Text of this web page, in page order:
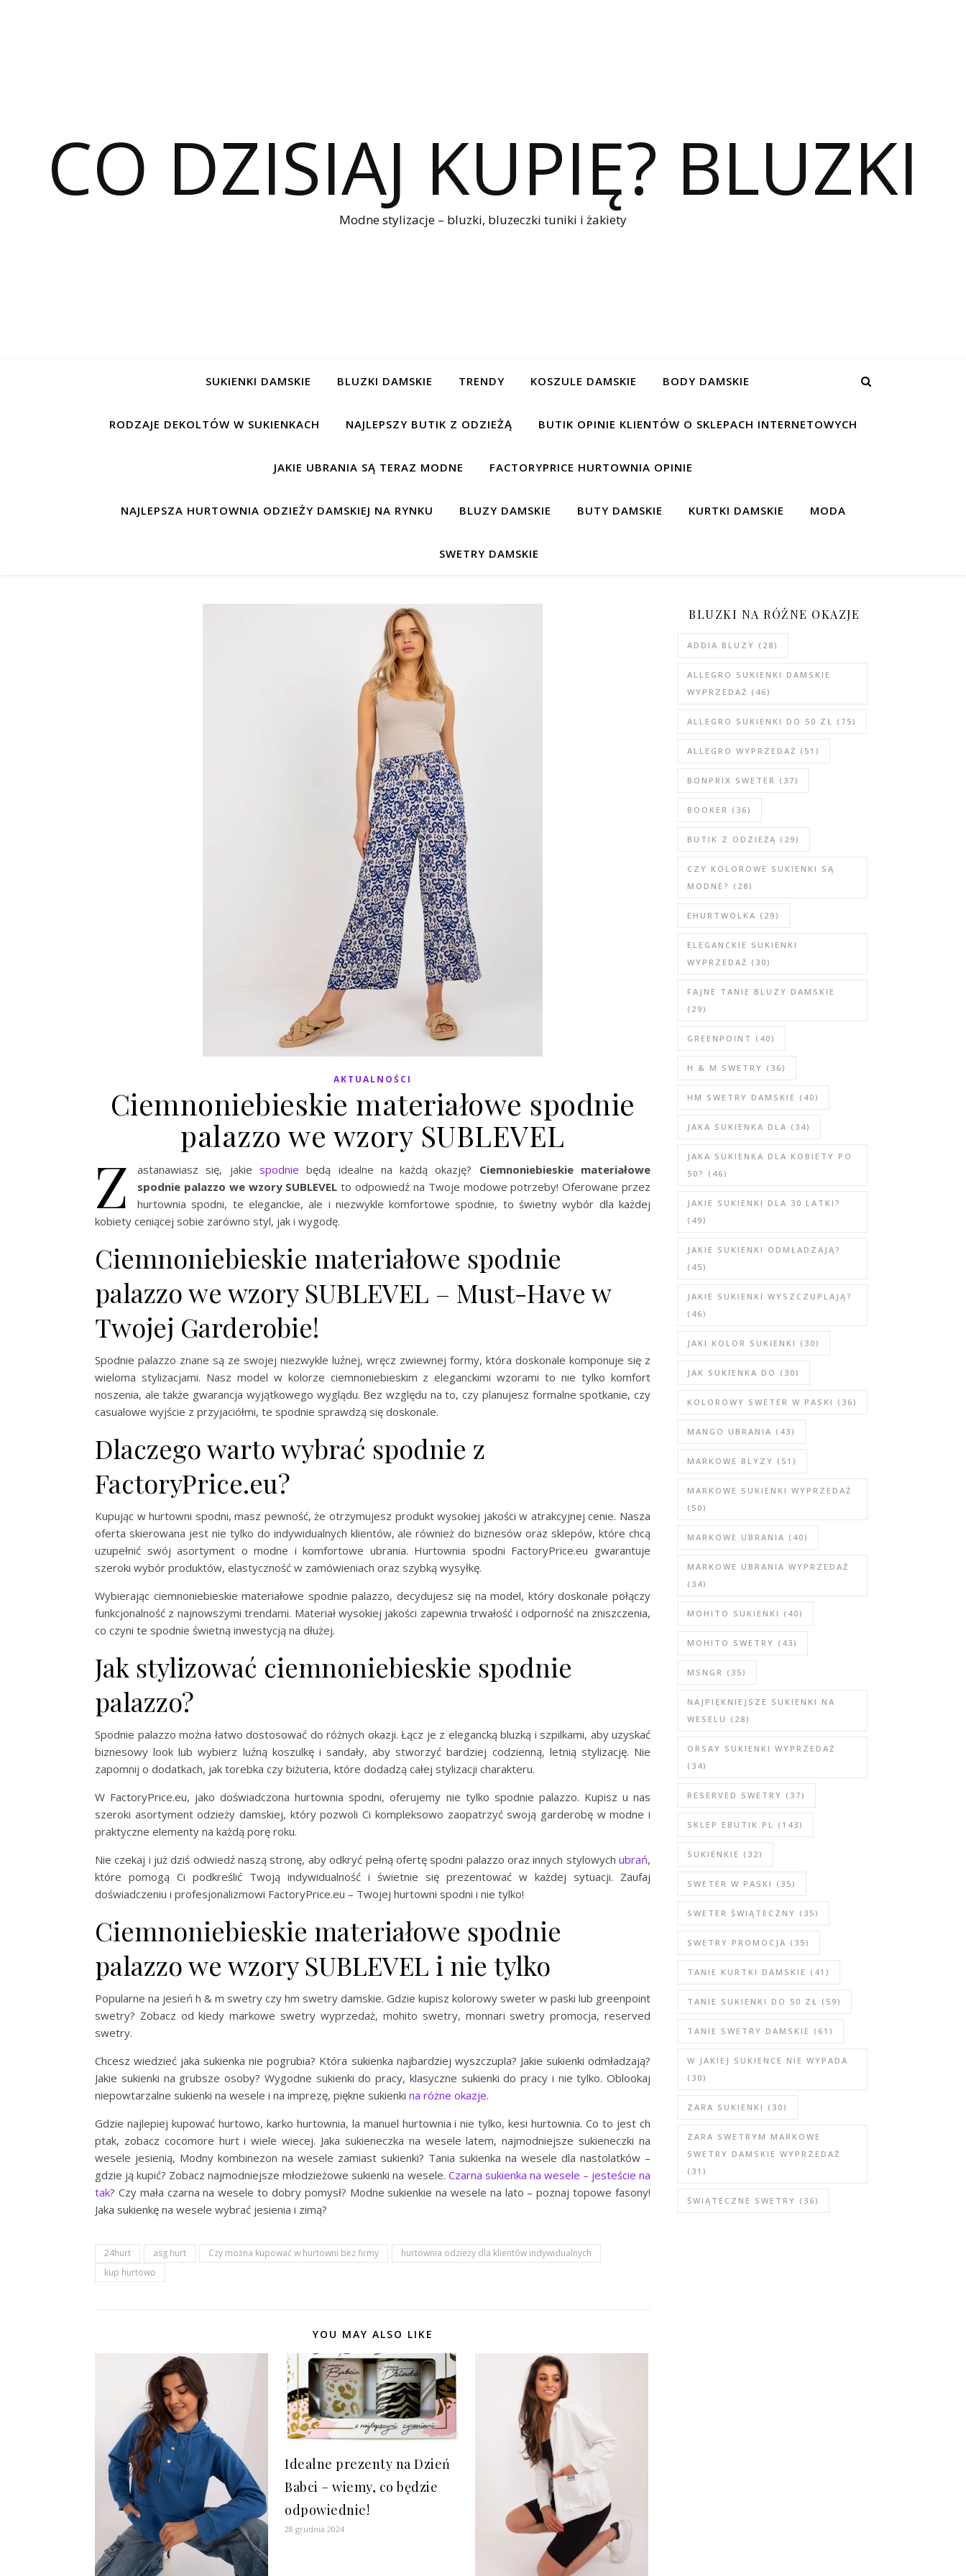
CO DZISIAJ KUPIĘ? BLUZKI
Modne stylizacje – bluzki, bluzeczki tuniki i żakiety
SUKIENKI DAMSKIE BLUZKI DAMSKIE TRENDY KOSZULE DAMSKIE BODY DAMSKIE
RODZAJE DEKOLTÓW W SUKIENKACH NAJLEPSZY BUTIK Z ODZIEŻĄ BUTIK OPINIE KLIENTÓW O SKLEPACH INTERNETOWYCH
JAKIE UBRANIA SĄ TERAZ MODNE FACTORYPRICE HURTOWNIA OPINIE
NAJLEPSZA HURTOWNIA ODZIEŻY DAMSKIEJ NA RYNKU BLUZY DAMSKIE BUTY DAMSKIE KURTKI DAMSKIE MODA
SWETRY DAMSKIE
AKTUALNOŚCI
Ciemnoniebieskie materiałowe spodnie
palazzo we wzory SUBLEVEL
Z astanawiasz się, jakie spodnie będą idealne na każdą okazję? Ciemnoniebieskie materiałowe
spodnie palazzo we wzory SUBLEVEL to odpowiedź na Twoje modowe potrzeby! Oferowane przez
hurtownia spodni, te eleganckie, ale i niezwykle komfortowe spodnie, to świetny wybór dla każdej
kobiety ceniącej sobie zarówno styl, jak i wygodę.
Ciemnoniebieskie materiałowe spodnie
palazzo we wzory SUBLEVEL – Must-Have w
Twojej Garderobie!
Spodnie palazzo znane są ze swojej niezwykle luźnej, wręcz zwiewnej formy, która doskonale komponuje się z
wieloma stylizacjami. Nasz model w kolorze ciemnoniebieskim z eleganckimi wzorami to nie tylko komfort
noszenia, ale także gwarancja wyjątkowego wyglądu. Bez względu na to, czy planujesz formalne spotkanie, czy
casualowe wyjście z przyjaciółmi, te spodnie sprawdzą się doskonale.
Dlaczego warto wybrać spodnie z
FactoryPrice.eu?
Kupując w hurtowni spodni, masz pewność, że otrzymujesz produkt wysokiej jakości w atrakcyjnej cenie. Nasza
oferta skierowana jest nie tylko do indywidualnych klientów, ale również do biznesów oraz sklepów, które chcą
uzupełnić swój asortyment o modne i komfortowe ubrania. Hurtownia spodni FactoryPrice.eu gwarantuje
szeroki wybór produktów, elastyczność w zamówieniach oraz szybką wysyłkę.
Wybierając ciemnoniebieskie materiałowe spodnie palazzo, decydujesz się na model, który doskonale połączy
funkcjonalność z najnowszymi trendami. Materiał wysokiej jakości zapewnia trwałość i odporność na zniszczenia,
co czyni te spodnie świetną inwestycją na dłużej.
Jak stylizować ciemnoniebieskie spodnie
palazzo?
Spodnie palazzo można łatwo dostosować do różnych okazji. Łącz je z elegancką bluzką i szpilkami, aby uzyskać
biznesowy look lub wybierz luźną koszulkę i sandały, aby stworzyć bardziej codzienną, letnią stylizację. Nie
zapomnij o dodatkach, jak torebka czy biżuteria, które dodadzą całej stylizacji charakteru.
W FactoryPrice.eu, jako doświadczona hurtownia spodni, oferujemy nie tylko spodnie palazzo. Kupisz u nas
szeroki asortyment odzieży damskiej, który pozwoli Ci kompleksowo zaopatrzyć swoją garderobę w modne i
praktyczne elementy na każdą porę roku.
Nie czekaj i już dziś odwiedź naszą stronę, aby odkryć pełną ofertę spodni palazzo oraz innych stylowych ubrań,
które pomogą Ci podkreślić Twoją indywidualność i świetnie się prezentować w każdej sytuacji. Zaufaj
doświadczeniu i profesjonalizmowi FactoryPrice.eu – Twojej hurtowni spodni i nie tylko!
Ciemnoniebieskie materiałowe spodnie
palazzo we wzory SUBLEVEL i nie tylko
Popularne na jesień h & m swetry czy hm swetry damskie. Gdzie kupisz kolorowy sweter w paski lub greenpoint
swetry? Zobacz od kiedy markowe swetry wyprzedaż, mohito swetry, monnari swetry promocja, reserved
swetry.
Chcesz wiedzieć jaka sukienka nie pogrubia? Która sukienka najbardziej wyszczupla? Jakie sukienki odmładzają?
Jakie sukienki na grubsze osoby? Wygodne sukienki do pracy, klasyczne sukienki do pracy i nie tylko. Oblookaj
niepowtarzalne sukienki na wesele i na imprezę, piękne sukienki na różne okazje.
Gdzie najlepiej kupować hurtowo, karko hurtownia, la manuel hurtownia i nie tylko, kesi hurtownia. Co to jest ch
ptak, zobacz cocomore hurt i wiele wiecej. Jaka sukieneczka na wesele latem, najmodniejsze sukieneczki na
wesele jesienią, Modny kombinezon na wesele zamiast sukienki? Tania sukienka na wesele dla nastolatków –
gdzie ją kupić? Zobacz najmodniejsze młodzieżowe sukienki na wesele. Czarna sukienka na wesele – jesteście na
tak? Czy mała czarna na wesele to dobry pomysł? Modne sukienkie na wesele na lato – poznaj topowe fasony!
Jaka sukienkę na wesele wybrać jesienia i zimą?
24hurt asg hurt Czy można kupować w hurtowni bez firmy
hurtownia odzieży dla klientów indywidualnych
kup hurtowo
YOU MAY ALSO LIKE
Idealne prezenty na Dzień
Babci – wiemy, co będzie
odpowiednie!
28 grudnia 2024
BLUZKI NA RÓŻNE OKAZJE
ADDIA BLUZY (28)
ALLEGRO SUKIENKI DAMSKIE
WYPRZEDAŻ (46)
ALLEGRO SUKIENKI DO 50 ZŁ (75)
ALLEGRO WYPRZEDAŻ (51)
BONPRIX SWETER (37)
BOOKER (36)
BUTIK Z ODZIEŻĄ (29)
CZY KOLOROWE SUKIENKI SĄ
MODNE? (28)
EHURTWOLKA (29)
ELEGANCKIE SUKIENKI
WYPRZEDAŻ (30)
FAJNE TANIE BLUZY DAMSKIE
(29)
GREENPOINT (40)
H & M SWETRY (36)
HM SWETRY DAMSKIE (40)
JAKA SUKIENKA DLA (34)
JAKA SUKIENKA DLA KOBIETY PO
50? (46)
JAKIE SUKIENKI DLA 30 LATKI?
(49)
JAKIE SUKIENKI ODMŁADZAJĄ?
(45)
JAKIE SUKIENKI WYSZCZUPLAJĄ?
(46)
JAKI KOLOR SUKIENKI (30)
JAK SUKIENKA DO (30)
KOLOROWY SWETER W PASKI (36)
MANGO UBRANIA (43)
MARKOWE BLYZY (51)
MARKOWE SUKIENKI WYPRZEDAŻ
(50)
MARKOWE UBRANIA (40)
MARKOWE UBRANIA WYPRZEDAŻ
(34)
MOHITO SUKIENKI (40)
MOHITO SWETRY (43)
MSNGR (35)
NAJPIĘKNIEJSZE SUKIENKI NA
WESELU (28)
ORSAY SUKIENKI WYPRZEDAŻ
(34)
RESERVED SWETRY (37)
SKLEP EBUTIK.PL (143)
SUKIENKIE (32)
SWETER W PASKI (35)
SWETER ŚWIĄTECZNY (35)
SWETRY PROMOCJA (35)
TANIE KURTKI DAMSKIE (41)
TANIE SUKIENKI DO 50 ZŁ (59)
TANIE SWETRY DAMSKIE (61)
W JAKIEJ SUKIENCE NIE WYPADA
(30)
ZARA SUKIENKI (30)
ZARA SWETRYM MARKOWE
SWETRY DAMSKIE WYPRZEDAŻ
(31)
ŚWIĄTECZNE SWETRY (36)